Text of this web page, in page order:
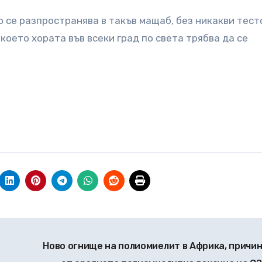
разпространява в такъв мащаб, без никакви
хората във всеки град по света трябва да се
Ново огнище на полиомиелит в Африка,